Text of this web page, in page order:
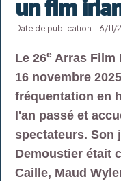
un flm
Date de publication : 16/11/
Le 26e Arras Film
16 novembre
fréquentation en
l'an passé et
spectateurs. Son
Demoustier était
Caille, Maud